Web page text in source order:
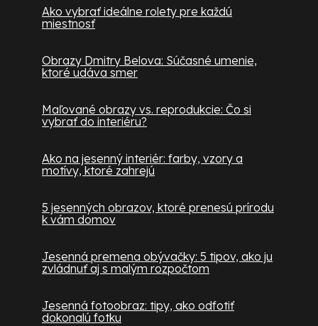
Ako vybrať ideálne rolety pre každú
miestnosť
Obrazy Dmitry Belova: Súčasné umenie,
ktoré udáva smer
Maľované obrazy vs. reprodukcie: Čo si
vybrať do interiéru?
Ako na jesenný interiér: farby, vzory a
motívy, ktoré zahrejú
5 jesenných obrazov, ktoré prenesú prírodu
k vám domov
Jesenná premena obývačky: 5 tipov, ako ju
zvládnuť aj s malým rozpočtom
Jesenná fotoobraz: tipy, ako odfotiť
dokonalú fotku